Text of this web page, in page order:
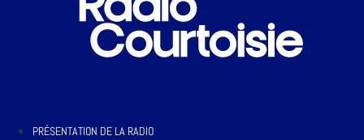
PRÉSENTATION DE LA RADIO